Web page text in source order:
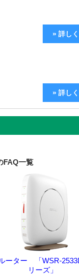
» 詳し
» 詳し
FAQ一覧
ーター 「WSR-
リーズ」